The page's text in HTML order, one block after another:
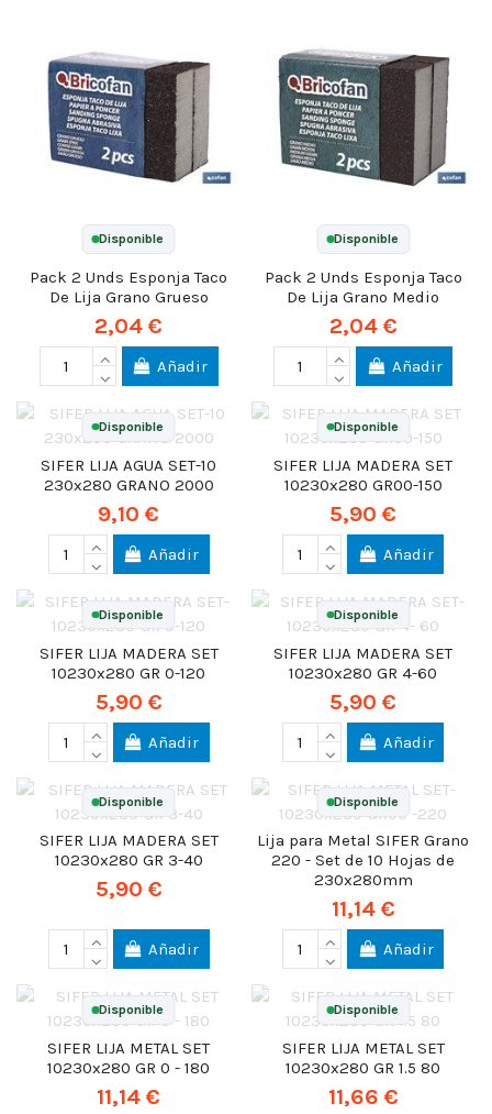
Disponible
Pack 2 Unds Esponja Taco
De Lija Grano Grueso
2,04 €
Añadir
Disponible
Pack 2 Unds Esponja Taco
De Lija Grano Medio
2,04 €
Añadir
Disponible
SIFER LIJA AGUA SET-10
230x280 GRANO 2000
9,10 €
Añadir
Disponible
SIFER LIJA MADERA SET
10230x280 GR00-150
5,90 €
Añadir
Disponible
SIFER LIJA MADERA SET
10230x280 GR 0-120
5,90 €
Añadir
Disponible
SIFER LIJA MADERA SET
10230x280 GR 4-60
5,90 €
Añadir
Disponible
SIFER LIJA MADERA SET
10230x280 GR 3-40
5,90 €
Añadir
Disponible
Lija para Metal SIFER Grano
220 - Set de 10 Hojas de
230x280mm
11,14 €
Añadir
Disponible
SIFER LIJA METAL SET
10230x280 GR 0 - 180
11,14 €
Disponible
SIFER LIJA METAL SET
10230x280 GR 1.5 80
11,66 €